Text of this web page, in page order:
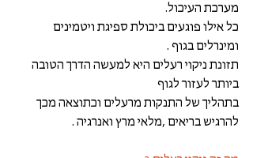
מערכת העיכול.
כל אילו פוגעים ביכולת ספיגת ויטמינים
ומינרלים בגוף .
תזונת ניקוי רעלים היא למעשה הדרך הטובה
ביותר לעזור לגוף
בתהליך של התנקות מרעלים וכתוצאה מכך
להרגיש בריאים ,מלאי מרץ ואנרגיה .